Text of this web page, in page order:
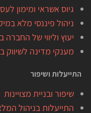
גיוס אשראי ומימון
ניהול פיננסי מלא
יעוץ וליווי של החברה
מענקי מדינה
התייעלות ושיפור
שיפור ובניית מצויינות
התייעלות בניהול